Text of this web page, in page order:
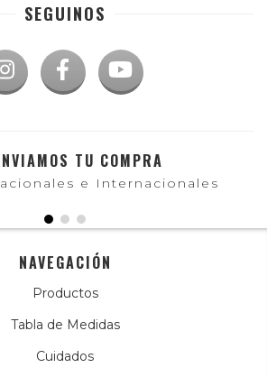
SEGUINOS
TU COMPRA
e Internacionales
NAVEGACIÓN
Productos
Tabla de Medidas
Cuidados